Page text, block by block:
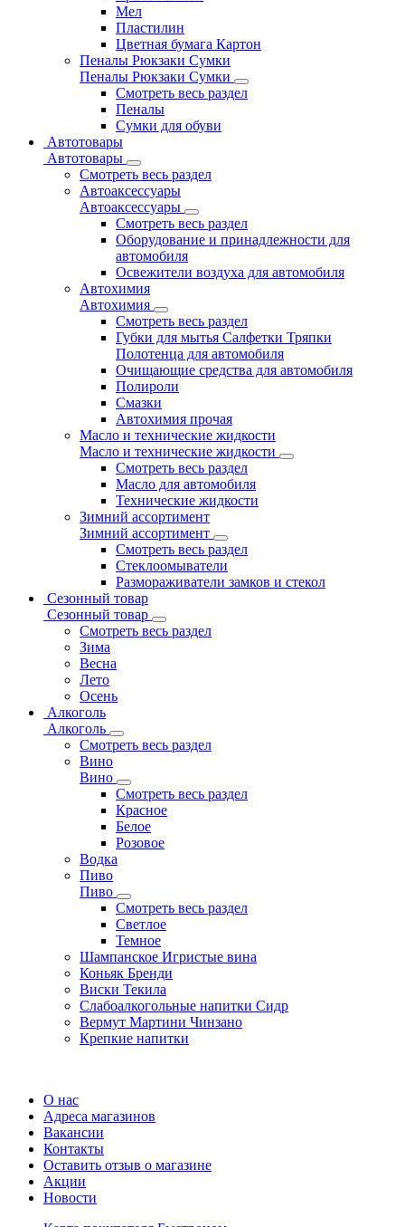
Мел
Пластилин
Цветная бумага Картон
Пеналы Рюкзаки Сумки
Пеналы Рюкзаки Сумки
Смотреть весь раздел
Пеналы
Сумки для обуви
Автотовары
Автотовары
Смотреть весь раздел
Автоаксессуары
Автоаксессуары
Смотреть весь раздел
Оборудование и принадлежности для
автомобиля
Освежители воздуха для автомобиля
Автохимия
Автохимия
Смотреть весь раздел
Губки для мытья Салфетки Тряпки
Полотенца для автомобиля
Очищающие средства для автомобиля
Полироли
Смазки
Автохимия прочая
Масло и технические жидкости
Масло и технические жидкости
Смотреть весь раздел
Масло для автомобиля
Технические жидкости
Зимний ассортимент
Зимний ассортимент
Смотреть весь раздел
Стеклоомыватели
Размораживатели замков и стекол
Сезонный товар
Сезонный товар
Смотреть весь раздел
Зима
Весна
Лето
Осень
Алкоголь
Алкоголь
Смотреть весь раздел
Вино
Вино
Смотреть весь раздел
Красное
Белое
Розовое
Водка
Пиво
Пиво
Смотреть весь раздел
Cветлое
Темное
Шампанское Игристые вина
Коньяк Бренди
Виски Текила
Слабоалкогольные напитки Сидр
Вермут Мартини Чинзано
Крепкие напитки
О нас
Адреса магазинов
Вакансии
Контакты
Оставить отзыв о магазине
Акции
Новости